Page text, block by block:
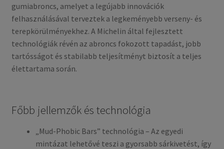
gumiabroncs, amelyet a legújabb innovációk
felhasználásával terveztek a legkeményebb verseny- és
terepkörülményekhez. A Michelin által fejlesztett
technológiák révén az abroncs fokozott tapadást, jobb
tartósságot és stabilabb teljesítményt biztosít a teljes
élettartama során.
Főbb jellemzők és technológia
„Mud-Phobic Bars” technológia – Az egyedi
mintázat lehetővé teszi a gyorsabb sárkivetést, így